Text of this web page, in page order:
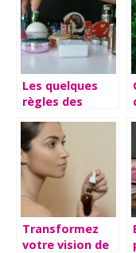
Les quelques
règles des
cosmétiques
Transformez
votre vision de